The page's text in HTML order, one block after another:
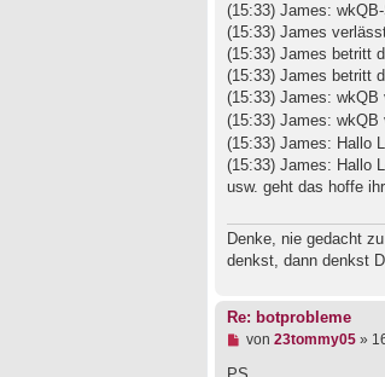
(15:33) James:
(15:33) James
(15:33) James betritt
(15:33) James betritt
(15:33) James: wkQB
(15:33) James: wkQB
(15:33) James: Hallo
(15:33) James: Hallo
usw. geht das hoffe
Denke, nie gedacht
denkst, dann denkst
Re: botprobleme
U
g
von 23tommy05»